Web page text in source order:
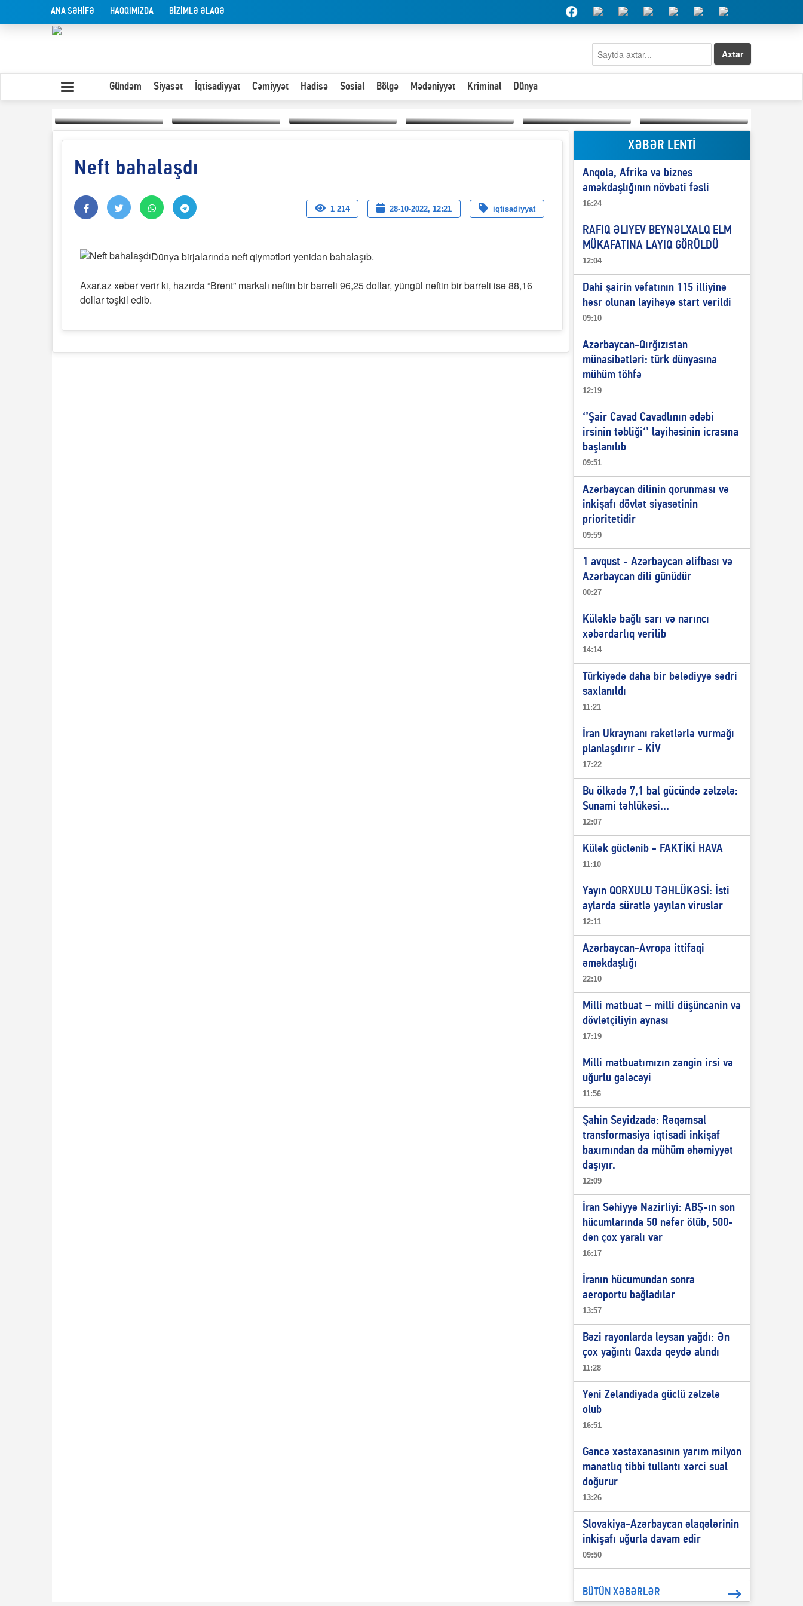
ANA SƏHİFƏ HAQQIMIZDA BİZİMLƏ ƏLAQƏ
Axtar
Gündəm Siyasət İqtisadiyyat Cəmiyyət Hadisə Sosial Bölgə Mədəniyyət Kriminal Dünya
Yaxın Şərqdəki
müharibənin qısa Olduğu kimi görünən
“Qeyri-səlis məntiq və
dil-nitq” elmimizə
Elşad Abdullayevin
erməniləri
maliyyələşdirən oğlu
niyə Azərbaycana
ekstradisiya olunmur?
Neft bahalaşdı
1 214 28-10-2022, 12:21 iqtisadiyyat
Dünya birjalarında neft qiymətləri yenidən bahalaşıb.
Axar.az xəbər verir ki, hazırda “Brent” markalı neftin bir barreli 96,25 dollar, yüngül neftin bir barreli isə 88,16
dollar təşkil edib.
XƏBƏR LENTİ
Anqola, Afrika və biznes
əməkdaşlığının növbəti fəsli
16:24
RAFIQ ƏLIYEV BEYNƏLXALQ ELM
MÜKAFATINA LAYIQ GÖRÜLDÜ
12:04
Dahi şairin vəfatının 115 illiyinə
həsr olunan layihəyə start verildi
09:10
Azərbaycan-Qırğızıstan
münasibətləri: türk dünyasına
mühüm töhfə
12:19
‘’Şair Cavad Cavadlının ədəbi
irsinin təbliği‘’ layihəsinin icrasına
başlanılıb
09:51
Azərbaycan dilinin qorunması və
inkişafı dövlət siyasətinin
prioritetidir
09:59
1 avqust - Azərbaycan əlifbası və
Azərbaycan dili günüdür
00:27
Küləklə bağlı sarı və narıncı
xəbərdarlıq verilib
14:14
Türkiyədə daha bir bələdiyyə sədri
saxlanıldı
11:21
İran Ukraynanı raketlərlə vurmağı
planlaşdırır - KİV
17:22
Bu ölkədə 7,1 bal gücündə zəlzələ:
Sunami təhlükəsi...
12:07
Külək güclənib - FAKTİKİ HAVA
11:10
Yayın QORXULU TƏHLÜKƏSİ: İsti
aylarda sürətlə yayılan viruslar
12:11
Azərbaycan-Avropa ittifaqi
əməkdaşlığı
22:10
Milli mətbuat – milli düşüncənin və
dövlətçiliyin aynası
17:19
Milli mətbuatımızın zəngin irsi və
uğurlu gələcəyi
11:56
Şahin Seyidzadə: Rəqəmsal
transformasiya iqtisadi inkişaf
baxımından da mühüm əhəmiyyət
daşıyır.
12:09
İran Səhiyyə Nazirliyi: ABŞ-ın son
hücumlarında 50 nəfər ölüb, 500-
dən çox yaralı var
16:17
İranın hücumundan sonra
aeroportu bağladılar
13:57
Bəzi rayonlarda leysan yağdı: Ən
çox yağıntı Qaxda qeydə alındı
11:28
Yeni Zelandiyada güclü zəlzələ
olub
16:51
Gəncə xəstəxanasının yarım milyon
manatlıq tibbi tullantı xərci sual
doğurur
13:26
Slovakiya-Azərbaycan əlaqələrinin
inkişafı uğurla davam edir
09:50
BÜTÜN XƏBƏRLƏR